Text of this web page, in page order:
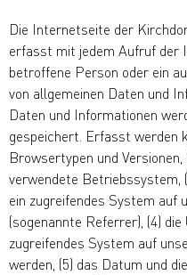
Die Internetseite der
erfasst mit jedem Aufruf der
betroffene Person oder ein
von allgemeinen Daten und
Daten und Informationen
gespeichert. Erfasst werden
Browsertypen und
verwendete Betriebssystem,
ein zugreifendes System
(sogenannte Referrer), (4)
zugreifendes System auf
werden, (5) das Datum und